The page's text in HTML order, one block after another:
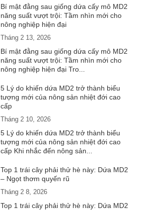
Bí mật đằng sau giống dứa cấy mô MD2
năng suất vượt trội: Tầm nhìn mới cho
nông nghiệp hiện đại
Tháng 2 13, 2026
Bí mật đằng sau giống dứa cấy mô MD2
năng suất vượt trội: Tầm nhìn mới cho
nông nghiệp hiện đại Tro...
5 Lý do khiến dứa MD2 trở thành biểu
tượng mới của nông sản nhiệt đới cao
cấp
Tháng 2 10, 2026
5 Lý do khiến dứa MD2 trở thành biểu
tượng mới của nông sản nhiệt đới cao
cấp Khi nhắc đến nông sản...
Top 1 trái cây phải thử hè này: Dứa MD2
– Ngọt thơm quyến rũ
Tháng 2 8, 2026
Top 1 trái cây phải thử hè này: Dứa MD2